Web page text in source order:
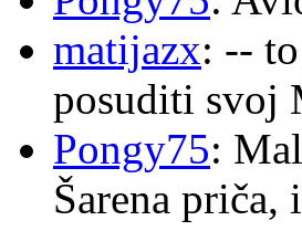
matijazx: --
posuditi svoj
Pongy75:
Šarena priča,